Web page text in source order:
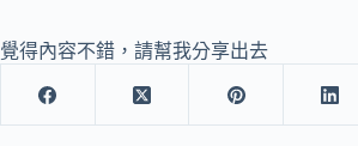
覺得內容不錯，請幫我分享出去